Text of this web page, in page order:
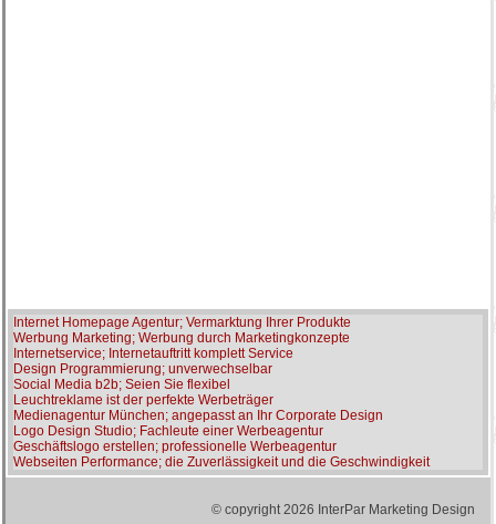
Internet Homepage Agentur; Vermarktung Ihrer Produkte
Werbung Marketing; Werbung durch Marketingkonzepte
Internetservice; Internetauftritt komplett Service
Design Programmierung; unverwechselbar
Social Media b2b; Seien Sie flexibel
Leuchtreklame ist der perfekte Werbeträger
Medienagentur München; angepasst an Ihr Corporate Design
Logo Design Studio; Fachleute einer Werbeagentur
Geschäftslogo erstellen; professionelle Werbeagentur
Webseiten Performance; die Zuverlässigkeit und die Geschwindigkeit
© copyright 2026 InterPar Marketing Design